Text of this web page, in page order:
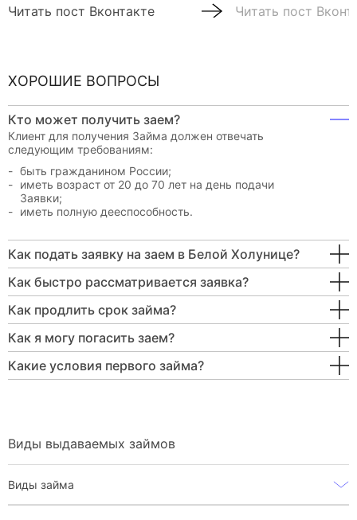
Читать пост Вконтакте Читать пост
ХОРОШИЕ ВОПРОСЫ
Кто может получить заем?
Клиент для получения Займа должен отвечать
следующим требованиям:
быть гражданином России;
иметь возраст от 20 до 70 лет на день подачи
Заявки;
иметь полную дееспособность.
Как подать заявку на заем в Белой Холунице?
Как быстро рассматривается заявка?
Как продлить срок займа?
Как я могу погасить заем?
Какие условия первого займа?
Виды выдаваемых займов
Виды займа